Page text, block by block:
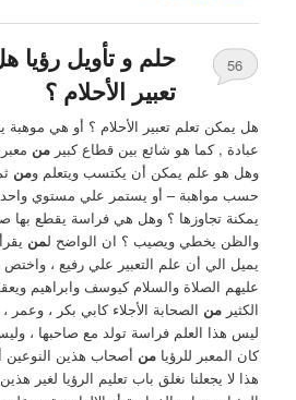
حلم و تأويل رؤيا
تعبير الأحلام ؟
56
هل يمكن تعلم تعبير الأحلام ؟ أو هي موهبة
عبادة , كما هو شائع بين قطاع كبيرمن
وهل هو علم يمكن أن يكتسب ويتعلم ومن
حسب مواهبة – أو يستمر علي مستوي واحد
يمكنة تجاوزها ؟ وهل هي فراسة يقطع بها
والظن يخطي ويصيب ؟ ان الواضح لمن
يميل الي أن علم التعبير علي رفيع ، واختص
عليهم الصلاة والسلام كيوسف وابراهيم
الكثيرمن الصحابة الأجلاء كابي بكر ،
ليس هذا العلم فراسة تولد مع صاحبها ،
كان المعبر للرؤيامن أصحاب هذين
هذا لا يجعلنا نغلق باب تعليم الرؤيا لغير